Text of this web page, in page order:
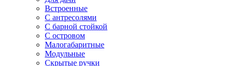
Встроенные
С антресолями
С барной стойкой
С островом
Малогабаритные
Модульные
Скрытые ручки